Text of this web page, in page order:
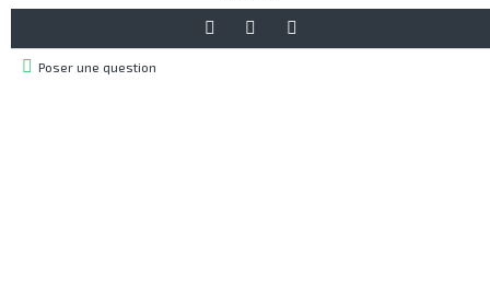
Poser une question